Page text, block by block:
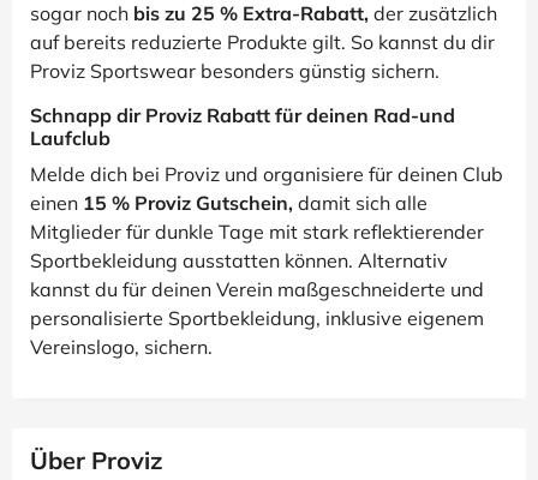
sogar noch bis zu 25 % Extra-Rabatt, der zusätzlich
auf bereits reduzierte Produkte gilt. So kannst du dir
Proviz Sportswear besonders günstig sichern.
Schnapp dir Proviz Rabatt für deinen Rad-und
Laufclub
Melde dich bei Proviz und organisiere für deinen Club
einen 15 % Proviz Gutschein, damit sich alle
Mitglieder für dunkle Tage mit stark reflektierender
Sportbekleidung ausstatten können. Alternativ
kannst du für deinen Verein maßgeschneiderte und
personalisierte Sportbekleidung, inklusive eigenem
Vereinslogo, sichern.
Über Proviz